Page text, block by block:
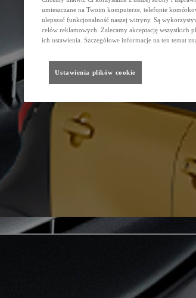
umieszczane na Twoim komputerze, telefonie
ulepszać funkcjonalność naszej witryny. Są
celów reklamowych. Zalecamy akceptację wszystkich
ich ustawienia. Szczegółowe informacje na ten temat
Ustawienia plików cookie